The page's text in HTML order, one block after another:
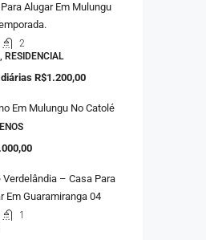
Alugar Em Mulungu
2
RESIDENCIAL
R$1.200,00
Em Mulungu No Catolé
Verdelândia – Casa Para
Em Guaramiranga 04
1